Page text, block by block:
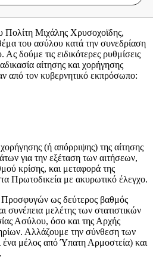
Μιχάλης Χρυσοχοϊδης,
του ασύλου κατά την συνεδρίαση
δούμε τις ειδικότερες ρυθμίσεις
αίτησης και χορήγησης
από τον κυβερνητικό εκπρόσωπο:
(ή απόρριψης) της αίτησης
για την εξέταση των αιτήσεων,
κρίσης, και μεταφορά της
Πρωτοδικεία με ακυρωτικό έλεγχο.
Προσφυγών ως δεύτερος βαθμός
συνέπεια μελέτης των στατιστικών
Ασύλου, όσο και της Αρχής
Αλλάζουμε την σύνθεση των
ένα μέλος από Ύπατη Αρμοστεία) και